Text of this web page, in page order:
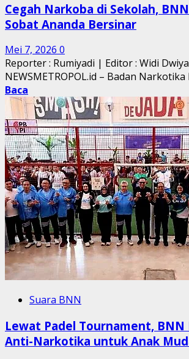
Cegah Narkoba di Sekolah,
Sobat Ananda Bersinar
Mei 7, 2026 0
Reporter : Rumiyadi | Editor : Widi
NEWSMETROPOL.id – Badan Narkotika
Baca
Suara BNN
Lewat Padel Tournament, BNN
Anti-Narkotika untuk Anak